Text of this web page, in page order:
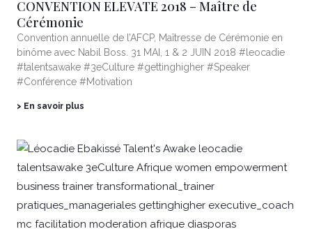
CONVENTION ELEVATE 2018 – Maître de
Cérémonie
Convention annuelle de l’AFCP, Maîtresse de Cérémonie en
binôme avec Nabil Boss. 31 MAI, 1 & 2 JUIN 2018 #leocadie
#talentsawake #3eCulture #gettinghigher #Speaker
#Conférence #Motivation
> En savoir plus